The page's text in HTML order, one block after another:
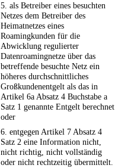
5. als Betreiber eines besuchten
Netzes dem Betreiber des
Heimatnetzes eines
Roamingkunden für die
Abwicklung regulierter
Datenroamingnetze über das
betreffende besuchte Netz ein
höheres durchschnittliches
Großkundenentgelt als das in
Artikel 6a Absatz 4 Buchstabe a
Satz 1 genannte Entgelt berechnet
oder
6. entgegen Artikel 7 Absatz 4
Satz 2 eine Information nicht,
nicht richtig, nicht vollständig
oder nicht rechtzeitig übermittelt.